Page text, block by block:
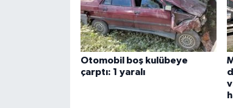
Otomobil boş kulübeye
çarptı: 1 yaralı